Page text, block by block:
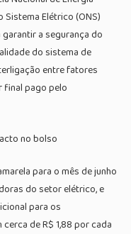
Sistema Elétrico (ONS)
a segurança do
do sistema de
entre fatores
final pago pelo
no bolso
para o mês de junho
do setor elétrico, e
para os
de R$ 1,88 por cada